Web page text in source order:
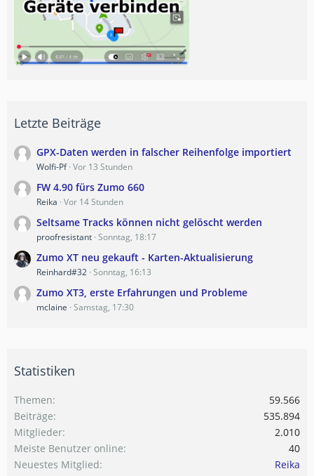
Letzte Beiträge
GPX-Daten werden in falscher Reihenfolge importiert
Wolfi-Pf Vor 13 Stunden
FW 4.90 fürs Zumo 660
Reika Vor 14 Stunden
Seltsame Tracks können nicht gelöscht werden
proofresistant Sonntag, 18:17
Zumo XT neu gekauft - Karten-Aktualisierung
Reinhard#32 Sonntag, 16:13
Zumo XT3, erste Erfahrungen und Probleme
mclaine Samstag, 17:30
Statistiken
Themen
59.566
Beiträge
535.894
Mitglieder
2.010
Meiste Benutzer online
40
Neuestes Mitglied
Reika